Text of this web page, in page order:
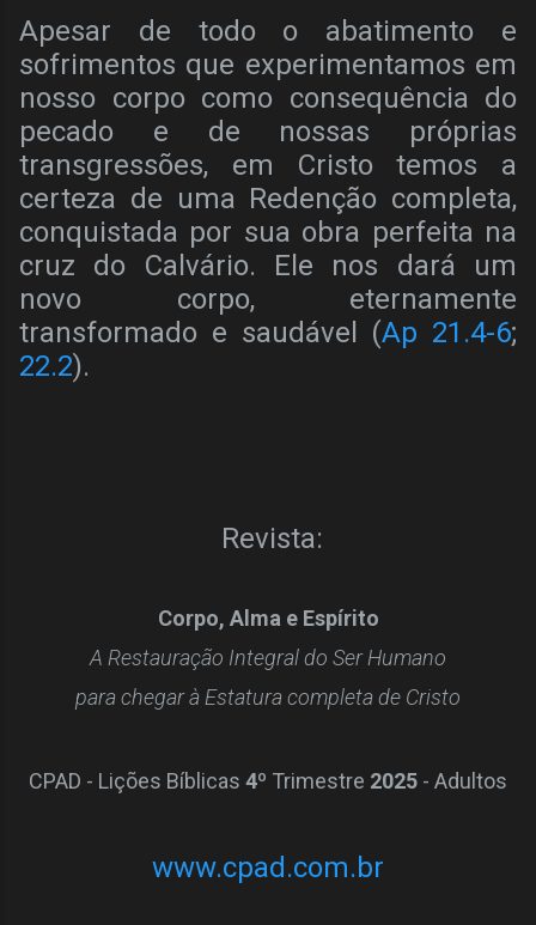
Apesar de todo o abatimento e
sofrimentos que experimentamos em
nosso corpo como consequência do
pecado e de nossas próprias
transgressões, em Cristo temos a
certeza de uma Redenção completa,
conquistada por sua obra perfeita na
cruz do Calvário. Ele nos dará um
novo corpo, eternamente
transformado e saudável (Ap 21.4-6;
22.2).
Revista:
Corpo, Alma e Espírito
A Restauração Integral do Ser Humano
para chegar à Estatura completa de Cristo
CPAD - Lições Bíblicas 4º Trimestre 2025 - Adultos
www.cpad.com.br